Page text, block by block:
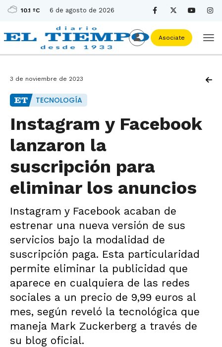
10.1 ºC 6 de agosto de 2026
Asociate
3 de noviembre de 2023
TECNOLOGÍA
Instagram y Facebook
lanzaron la
suscripción para
eliminar los anuncios
Instagram y Facebook acaban de
estrenar una nueva versión de sus
servicios bajo la modalidad de
suscripción paga. Esta particularidad
permite eliminar la publicidad que
aparece en cualquiera de las redes
sociales a un precio de 9,99 euros al
mes, según reveló la tecnológica que
maneja Mark Zuckerberg a través de
su blog oficial.